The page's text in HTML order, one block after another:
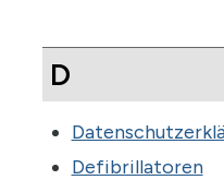
D
Defibrillatoren